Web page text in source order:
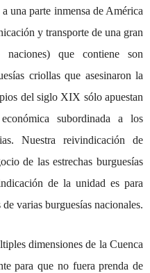
una parte inmensa de América
y transporte de una gran
que contiene son
criollas que asesinaron la
del siglo XIX sólo apuestan
subordinada a los
Nuestra reivindicación de
de las estrechas burguesías
de la unidad es para
varias burguesías nacionales.
dimensiones de la Cuenca
para que no fuera prenda de